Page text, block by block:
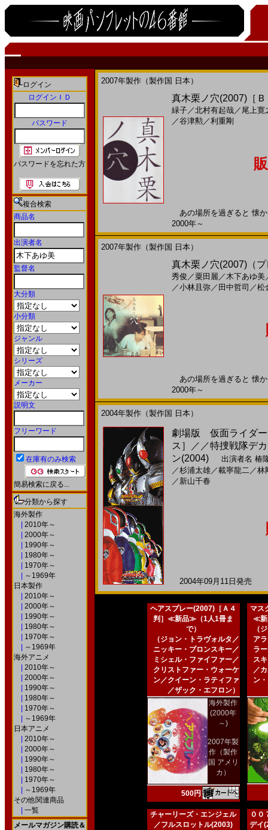
ログイン
ログインＩＤ
パスワード
パスワードを忘れた方
複合検索
商品名
出演者名
監督名
大分類
小分類
ジャンル
シリーズ
メーカー
説明文
フリーワード
在庫有のみ検索
簡易検索に戻る...
分類から探す
海外製作
2010年～
2000年～
1990年～
1980年～
1970年～
～1969年
日本製作
2010年～
2000年～
1990年～
1980年～
1970年～
～1969年
海外アニメ
2010年～
2000年～
1990年～
1980年～
1970年～
～1969年
日本アニメ
2010年～
2000年～
1990年～
1980年～
1970年～
～1969年
その他関連商品
一覧
メールマガジン購読＆
2007年製作（製作国 日本）
真木栗ノ穴(2007)［
緑子／北村有起哉／ 尾上寛
／谷津勲 ／利重剛
あの場所を過ぎると 懐
2000年～
2007年製作（製作国 日本）
真木栗ノ穴(2007)（
秀俊 ／粟田麗／木下あゆ美
／小林且弥／ 田中哲司 ／松
あの場所を過ぎると 懐
2000年～
2004年製作（製作国 日本）
劇場版 仮面ライダ
ス］／／特捜戦隊デ
ン(2004) 出演者名 椿
／杉浦太雄／載寧龍二／林
／ 新山千春
2004年09月11日発売
ヘアスプレー(2007)［Ａ４
判］≪新品≫（1人1冊ま
で）
（ジョン・トラヴォルタ／
ニッキー・ブロンスキー／
ミシェル・ファイファー／
クリストファー・ウォーケ
ン／クイーン・ラティファ
／ザック・エフロン）
海外製作
(2000年
～)
2007年製
作（製作
国 アメリ
カ）
500円
マス
≪新
（
ア
ラ
ス
／
ン
チャーリーズ・エンジェル
／フルスロットル(2003)
００
デイ